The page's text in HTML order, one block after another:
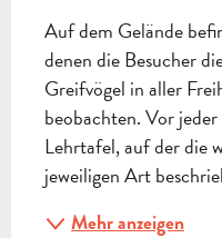
Auf dem Gelände
denen die Besucher
Greifvögel in aller
beobachten. Vor jeder
Lehrtafel, auf der die
jeweiligen Art
Mehr anzeigen